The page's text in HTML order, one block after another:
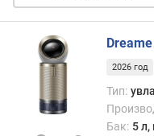
а
ж
н
е
е
2026 год
Тип:
Бак: 5 л,